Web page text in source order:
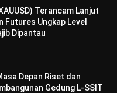
Terancam Lanjut
Futures Ungkap Level
Dipantau
Depan Riset dan
Gedung L-SSIT